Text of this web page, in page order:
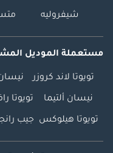
شيفروليه
مستعملة الموديل
تويوتا لاند كروزر
نيسان ألتيما تويوتا
تويوتا هيلوكس جيب